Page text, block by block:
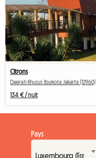
Citrons
Daerah Khusus Ibukota Jakarta (12960)
134 € / nuit
Pays